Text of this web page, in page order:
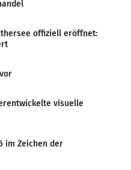
offiziell eröffnet:
visuelle
im Zeichen der